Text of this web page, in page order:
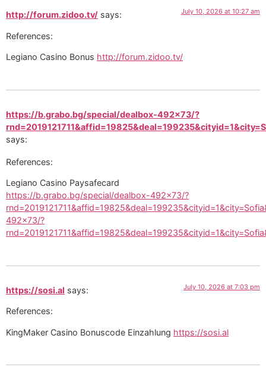
http://forum.zidoo.tv/ says: July 10, 2026 at 10:27 am
References:
Legiano Casino Bonus http://forum.zidoo.tv/
https://b.grabo.bg/special/dealbox-492x73/?
says:
References:
Legiano Casino Paysafecard
https://b.grabo.bg/special/dealbox-492×73/?
492×73/?
https://sosi.al says: July 10, 2026 at 7:03 pm
References:
KingMaker Casino Bonuscode Einzahlung https://sosi.al